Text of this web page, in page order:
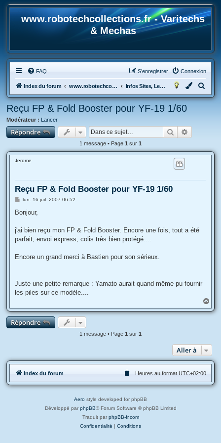
www.robotechcollections.fr - Varitechs
& Mechas
FAQ Connexion
S’enregistrer
Index du forum www.robotechcollections.fr - Robotech & Macross Toys French Forum !!! Infos Sites, Le site vous a rendu service? Présentation des nouveaux ?
e
c
e
Reçu FP & Fold Booster pour YF-19 1/60
Modérateur : Lancer
Répondre Rechercher
1 message • Page 1 sur 1
Jerome
Reçu FP & Fold Booster pour YF-19 1/60
M
s
g
lun. 16 juil. 2007 06:52
Bonjour,
j'ai bien reçu mon FP & Fold Booster. Encore une fois, tout a été
parfait, envoi express, colis très bien protégé....
Encore un grand merci à Bastien pour son sérieux.
Juste une petite remarque : Yamato aurait quand même pu fournir
les piles sur ce modèle....
a
u
Répondre
1 message • Page 1 sur 1
Aller à
Index du forum Heures au format UTC+02:00
Aero style developed for phpBB
Développé par phpBB® Forum Software © phpBB Limited
Traduit par phpBB-fr.com
Confidentialité | Conditions